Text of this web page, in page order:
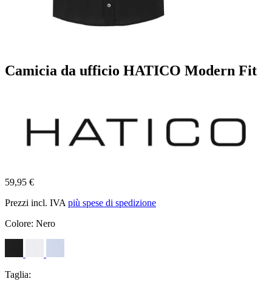
Camicia da ufficio HATICO Modern Fit
59,95 €
Prezzi incl. IVA più spese di spedizione
Colore: Nero
Taglia: